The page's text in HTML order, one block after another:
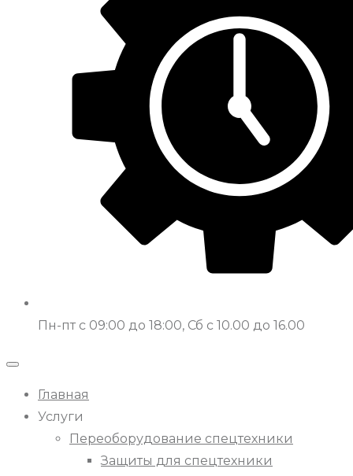
Пн-пт с 09:00 до 18:00, Сб с 10.00 до 16.00
Главная
Услуги
Переоборудование спецтехники
Защиты для спецтехники